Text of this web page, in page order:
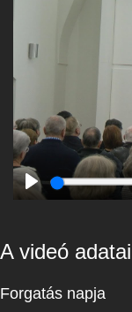
Play
A videó adatai
Forgatás napja